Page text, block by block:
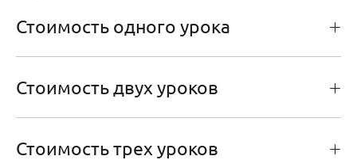
Стоимость одного урока
Стоимость двух уроков
Стоимость трех уроков